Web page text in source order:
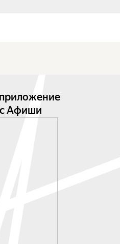
Афиши